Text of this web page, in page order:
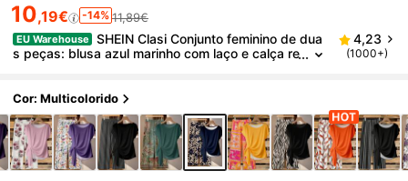
10,19€ -14% 11,89€
EU Warehouse
SHEIN Clasi Conjunto feminino de dua
s peças: blusa azul marinho com laço e calça re
4,23
(1000+)
Cor: Multicolorido